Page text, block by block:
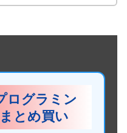
ログラミン
とめ買い